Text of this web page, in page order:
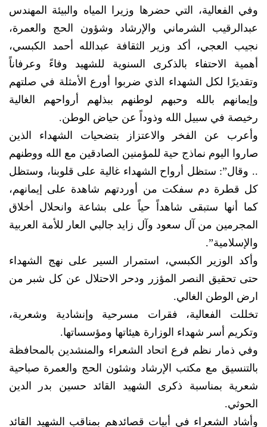
وفي الفعالية، التي حضرها وزيرا المياه والبيئة المهندس
عبدالرقيب الشرماني والإرشاد وشؤون الحج والعمرة،
نجيب العجي، أكد وزير الثقافة عبدالله أحمد الكبسي،
أهمية الاحتفاء بالذكرى السنوية للشهيد وفاءً وعرفاناً
وتقديرًا لكل الشهداء الذي ضربوا أورع الأمثلة في صلتهم
وإيمانهم بالله وحبهم لوطنهم ببذلهم أرواحهم الغالية
رخيصة في سبيل الله وذوداً عن حياض الوطن.
وأعرب عن الفخر والاعتزاز بتضحيات الشهداء الذين
صاروا اليوم نماذج حية للمؤمنين الصادقين مع الله ووطنهم
.. وقال”: ستظل أرواح الشهداء غالية على قلوبنا، وستظل
كل قطرة دم سفكت من أوردتهم شاهدة على إيمانهم،
كما أنها ستبقى شاهداً حياً على بشاعة وانحلال أخلاق
المجرمين من آل سعود وآل زايد جالبي العار للأمة العربية
والإسلامية”.
وأكد الوزير الكبسي، استمرار السير على نهج الشهداء
حتى تحقيق النصر المؤزر ودحر الاحتلال عن كل شبر من
ارض الوطن الغالي.
تخللت الفعالية، فقرات مسرحية وإنشادية وشعرية،
وتكريم أسر شهداء الوزارة هيئاتها ومؤسساتها.
وفي ذمار نظم فرع اتحاد الشعراء والمنشدين بالمحافظة
بالتنسيق مع مكتب الإرشاد وشئون الحج والعمرة صباحية
شعرية بمناسبة ذكرى الشهيد القائد حسين بدر الدين
الحوثي.
وأشاد الشعراء في أبيات قصائدهم بمناقب الشهيد القائد